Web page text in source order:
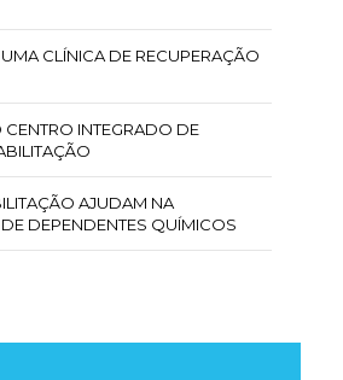
DEPENDENTES QUÍMICOS
RECUPERAÇÃO